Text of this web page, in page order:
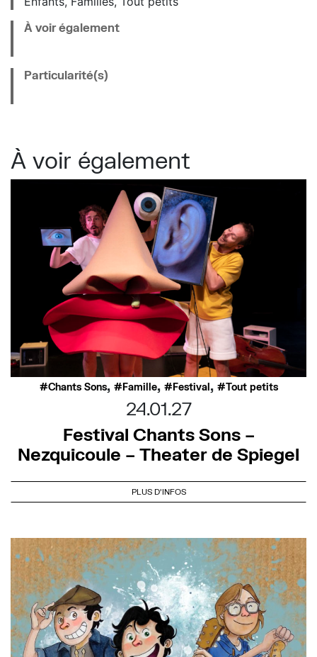
À voir également
Particularité(s)
À voir également
Chants Sons, Famille, Festival , Tout petits
24.01.27
Festival Chants Sons –
Nezquicoule – Theater de Spiegel
PLUS D'INFOS